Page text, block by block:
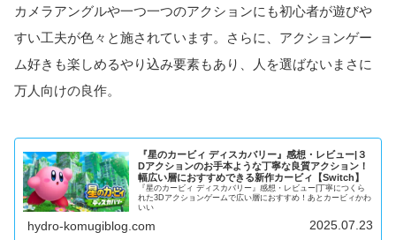
カメラアングルや一つ一つのアクションにも初心者が遊びや
すい工夫が色々と施されています。さらに、アクションゲー
ム好きも楽しめるやり込み要素もあり、人を選ばないまさに
万人向けの良作。
『星のカービィ ディスカバリー』感想・レビュー|３
Dアクションのお手本ような丁寧な良質アクション！
幅広い層におすすめできる新作カービィ【Switch】
『星のカービィ ディスカバリー』感想・レビュー|丁寧につくら
れた3Dアクションゲームで広い層におすすめ！あとカービィかわ
いい
hydro-komugiblog.com 2025.07.23